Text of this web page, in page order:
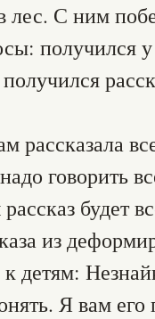
лес. С ним
получился
рассказала
говорить
будет
из
детям:
Я вам его